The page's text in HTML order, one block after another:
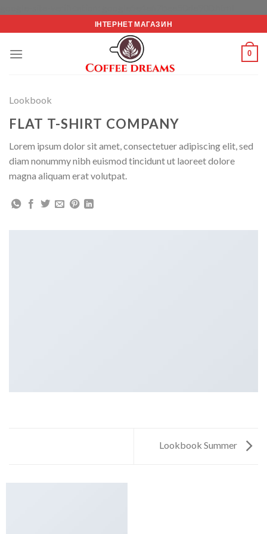
вмісту
ІНТЕРНЕТ МАГАЗИН
0
Lookbook
FLAT T-SHIRT COMPANY
Lorem ipsum dolor sit amet, consectetuer adipiscing elit, sed
diam nonummy nibh euismod tincidunt ut laoreet dolore
magna aliquam erat volutpat.
Lookbook Summer